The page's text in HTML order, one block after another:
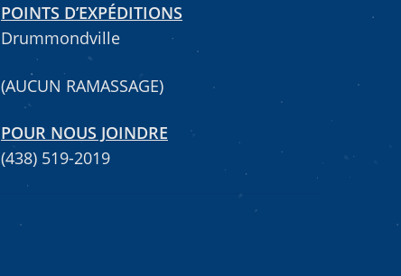
POINTS D’EXPÉDITIONS
Drummondville
(AUCUN RAMASSAGE)
POUR NOUS JOINDRE
(438) 519-2019